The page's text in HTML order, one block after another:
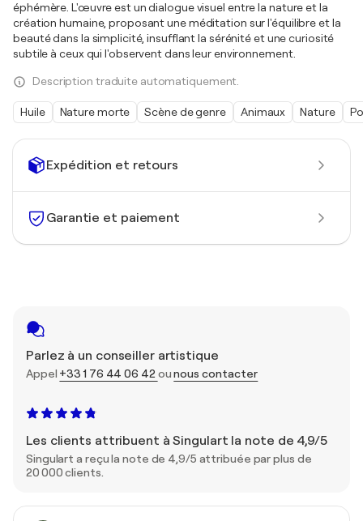
Expédition et retours
Garantie et paiement
Parlez à un conseiller artistique
Appel +33 1 76 44 06 42 ounous contacter
Les clients attribuent à Singulart la note de 4,9/5
Singulart a reçu la note de 4,9/5 attribuée par plus de
20 000 clients.
éphémère. L'œuvre est un dialogue visuel entre la nature et la
création humaine, proposant une méditation sur l'équilibre et la
beauté dans la simplicité, insufflant la sérénité et une curiosité
subtile à ceux qui l'observent dans leur environnement.
Description traduite automatiquement.
Huile Nature morte Scène de genre Animaux Nature